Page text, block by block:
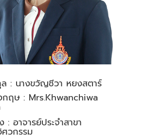
: นางขวัญชีวา หยงสตาร์
กฤษ : Mrs.Khwanchiwa
: อาจารย์ประจำสาขา
ศวกรรม